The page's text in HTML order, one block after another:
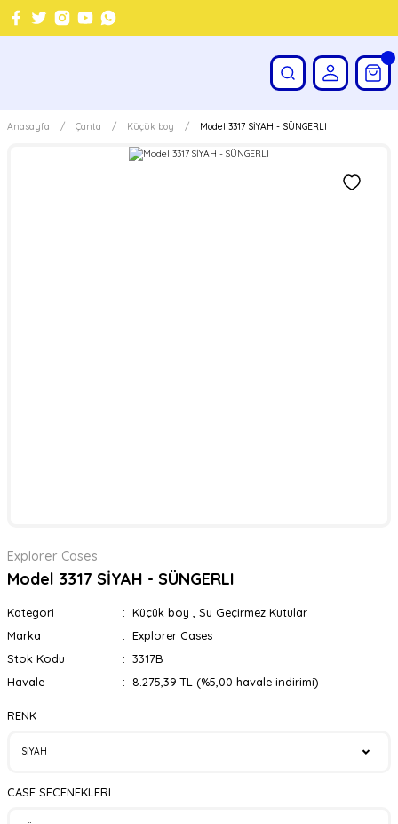
Anasayfa Çanta Küçük boy Model 3317 SİYAH - SÜNGERLI
Explorer Cases
Model 3317 SİYAH - SÜNGERLI
Kategori Küçük boy
Su Geçirmez Kutular
Marka
Explorer Cases
Stok Kodu
3317B
Havale
8.275,39 TL (%5,00 havale indirimi)
RENK
CASE SECENEKLERI